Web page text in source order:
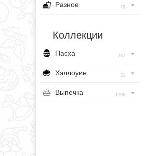
Разное 76
Коллекции
Пасха 237
Хэллоуин 31
Выпечка 1296